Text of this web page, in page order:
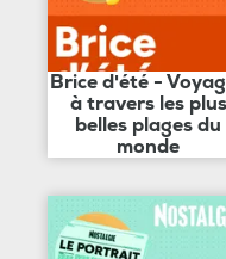
Brice d'été -
à travers les plus
belles plages du
monde